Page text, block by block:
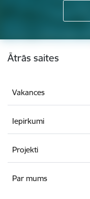
Kājene
Ātrās saites
Vakances
Iepirkumi
Projekti
Par mums